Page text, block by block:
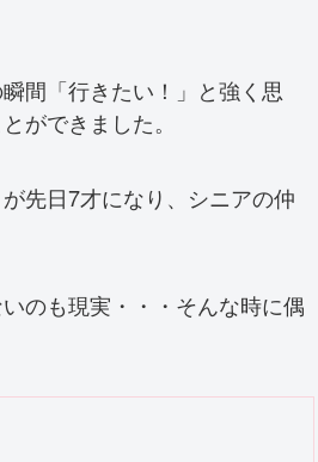
間「行きたい！」と強く思
ができました。
先日7才になり、シニアの仲
のも現実・・・そんな時に偶